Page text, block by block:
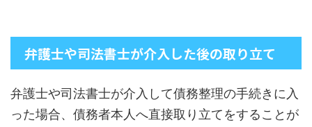
弁護士や司法書士が介入した後の取り立て
弁護士や司法書士が介入して債務整理の手続きに入
った場合、債務者本人へ直接取り立てをすることが